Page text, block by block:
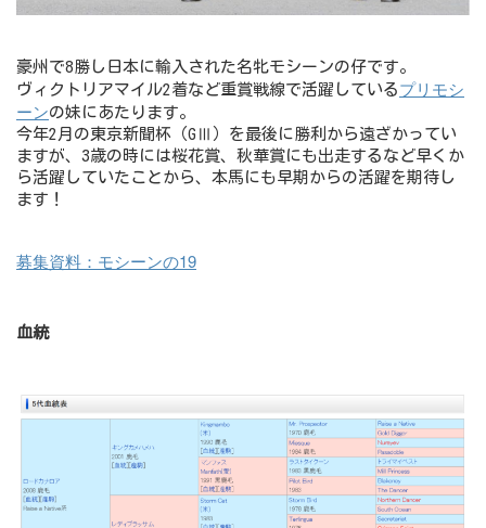
豪州で8勝し日本に輸入された名牝モシーンの仔です。
ヴィクトリアマイル2着など重賞戦線で活躍している プリモシ
ーンの妹にあたります。
今年2月の東京新聞杯（GⅢ）を最後に勝利から遠ざかってい
ますが、3歳の時には桜花賞、秋華賞にも出走するなど早くか
ら活躍していたことから、本馬にも早期からの活躍を期待し
ます！
募集資料：モシーンの19
血統